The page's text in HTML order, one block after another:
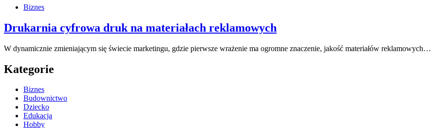
Biznes
Drukarnia cyfrowa druk na materiałach reklamowych
W dynamicznie zmieniającym się świecie marketingu, gdzie pierwsze wrażenie ma ogromne znaczenie, jakość materiałów reklamowych…
Kategorie
Biznes
Budownictwo
Dziecko
Edukacja
Hobby